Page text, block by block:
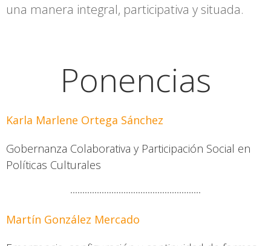
una manera integral, participativa y situada.
Ponencias
Karla Marlene Ortega Sánchez
Gobernanza Colaborativa y Participación Social en
Políticas Culturales
Martín González Mercado